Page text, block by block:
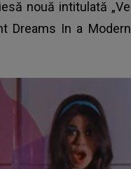
nouă intitulată
Dreams In a